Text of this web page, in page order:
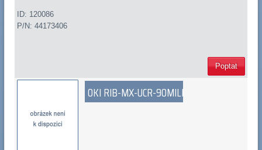
ID: 120086
P/N: 44173406
Poptat
OKI RIB-MX-UCR-90MILL